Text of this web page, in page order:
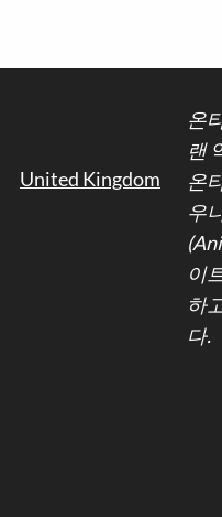
United Kingdom
온
랜
온
우
이
하
다.